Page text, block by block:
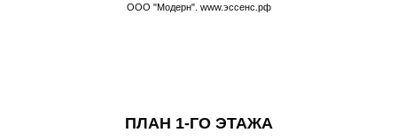
ООО "Модерн". www.эссенс .рф
ПЛАН 1-ГО ЭТАЖА